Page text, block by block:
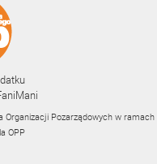
Pozarządowych w ramach
OPP